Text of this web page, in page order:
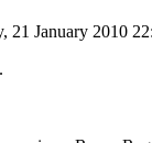
21 January 2010